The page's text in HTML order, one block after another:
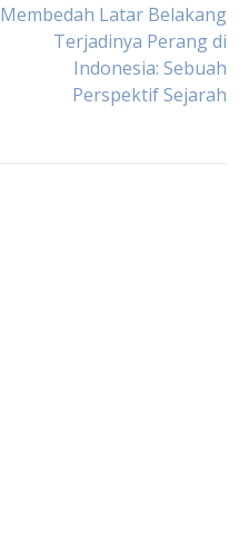
Membedah Latar Belakang
Terjadinya Perang di
Indonesia: Sebuah
Perspektif Sejarah